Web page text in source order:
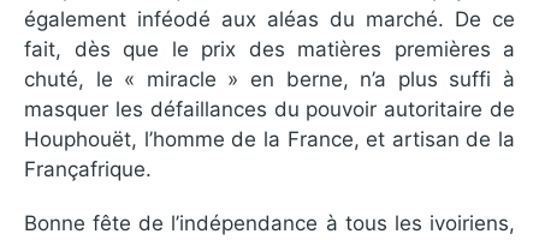
également inféodé aux aléas du marché. De ce
fait, dès que le prix des matières premières a
chuté, le « miracle » en berne, n’a plus suffi à
masquer les défaillances du pouvoir autoritaire de
Houphouët, l’homme de la France, et artisan de la
Françafrique.
Bonne fête de l’indépendance à tous les ivoiriens,